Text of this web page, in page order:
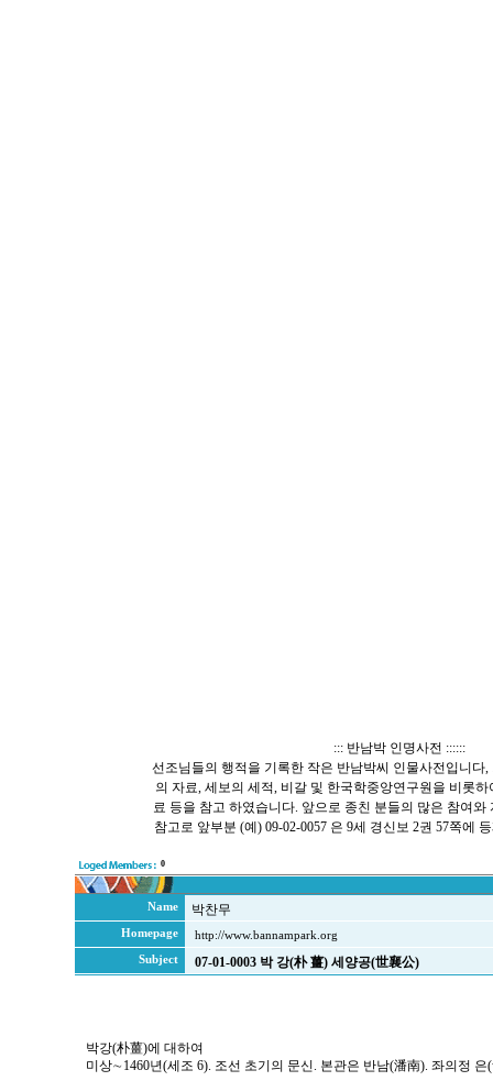
::: 반남박 인명사전 ::::::
선조님들의 행적을 기록한 작은 반남박씨 인물사전입니다
의 자료, 세보의 세적, 비갈 및 한국학중앙연구원을 비롯
료 등을 참고 하였습니다. 앞으로 종친 분들의 많은 참여와
참고로 앞부분 (예) 09-02-0057 은 9세 경신보 2권 57쪽에
0
Name 박찬무
Homepage
http://www.bannampark.org
Subject
07-01-0003 박 강(朴 薑) 세양공(世襄公)
박강(朴薑)에 대하여
미상∼1460년(세조 6). 조선 초기의 문신. 본관은 반남(潘南). 좌의정 은